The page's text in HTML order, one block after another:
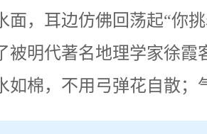
面，耳边仿佛回荡起“你
被明代著名地理学家徐霞
如棉，不用弓弹花自散；